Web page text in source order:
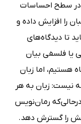
در سطح احساسات
را افزایش داده و
تا دیدگاه‌های
یا فلسفی بیان
هستیم، اما زبان
نیست: زبان به هر
رمان‌نویس
را گسترش دهد.